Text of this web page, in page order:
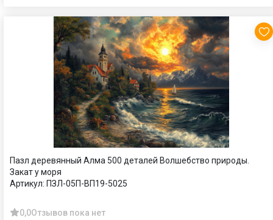
Пазл деревянный Алма 500 деталей Волшебство природы.
Закат у моря
Артикул: ПЗЛ-05П-ВП19-5025
0,0Отзывов пока нет